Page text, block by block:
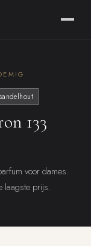
sandelhout
133
voor dames.
laagste prijs.